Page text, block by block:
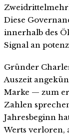
Diese
innerhalb des
Signal an
Gründer
Auszeit
Marke — zum
Zahlen
Jahresbeginn
Werts verloren,